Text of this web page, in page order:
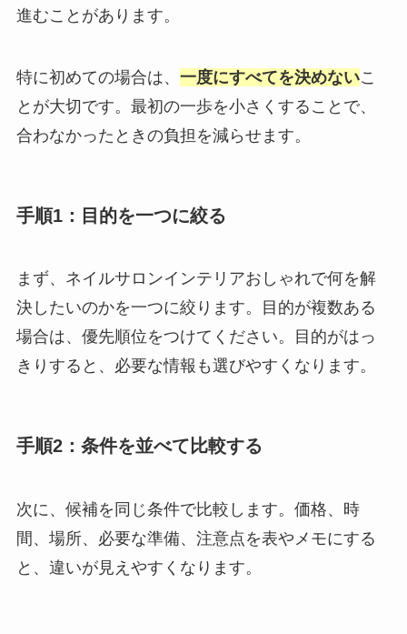
進むことがあります。
特に初めての場合は、 一度にすべてを決めないこ
とが大切です。最初の一歩を小さくすることで、
合わなかったときの負担を減らせます。
手順1：目的を一つに絞る
まず、ネイルサロンインテリアおしゃれで何を解
決したいのかを一つに絞ります。目的が複数ある
場合は、優先順位をつけてください。目的がはっ
きりすると、必要な情報も選びやすくなります。
手順2：条件を並べて比較する
次に、候補を同じ条件で比較します。価格、時
間、場所、必要な準備、注意点を表やメモにする
と、違いが見えやすくなります。